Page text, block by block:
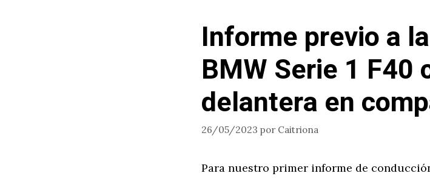
Informe previo a
BMW Serie 1 F40
delantera en
26/05/2023 por Caitriona
Para nuestro primer informe de